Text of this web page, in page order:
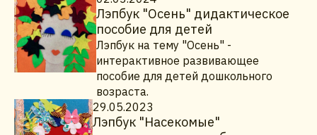
Лэпбук "Осень" дидактическое
пособие для детей
Лэпбук на тему "Осень" -
интерактивное развивающее
пособие для детей дошкольного
возраста.
29.05.2023
Лэпбук "Насекомые"